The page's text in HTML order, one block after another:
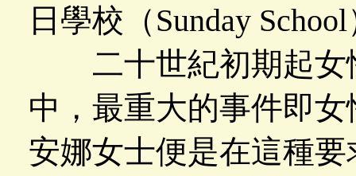
日學校（Sunday
二十世紀初期起女
中，最重大的事件即
安娜女士便是在這種